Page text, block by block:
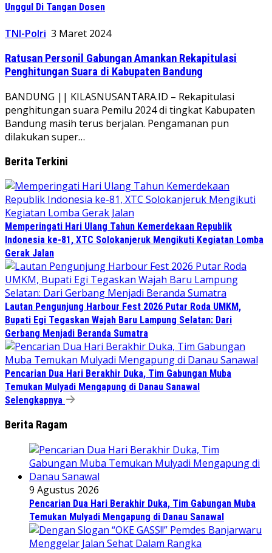
Unggul Di Tangan Dosen
TNI-Polri 3 Maret 2024
Ratusan Personil Gabungan Amankan Rekapitulasi
Penghitungan Suara di Kabupaten Bandung
BANDUNG || KILASNUSANTARA.ID – Rekapitulasi
penghitungan suara Pemilu 2024 di tingkat Kabupaten
Bandung masih terus berjalan. Pengamanan pun
dilakukan super…
Berita Terkini
Memperingati Hari Ulang Tahun Kemerdekaan Republik
Indonesia ke-81, XTC Solokanjeruk Mengikuti Kegiatan Lomba
Gerak Jalan
Lautan Pengunjung Harbour Fest 2026 Putar Roda UMKM,
Bupati Egi Tegaskan Wajah Baru Lampung Selatan: Dari
Gerbang Menjadi Beranda Sumatra
Pencarian Dua Hari Berakhir Duka, Tim Gabungan Muba
Temukan Mulyadi Mengapung di Danau Sanawal
Selengkapnya
Berita Ragam
9 Agustus 2026
Pencarian Dua Hari Berakhir Duka, Tim Gabungan Muba
Temukan Mulyadi Mengapung di Danau Sanawal